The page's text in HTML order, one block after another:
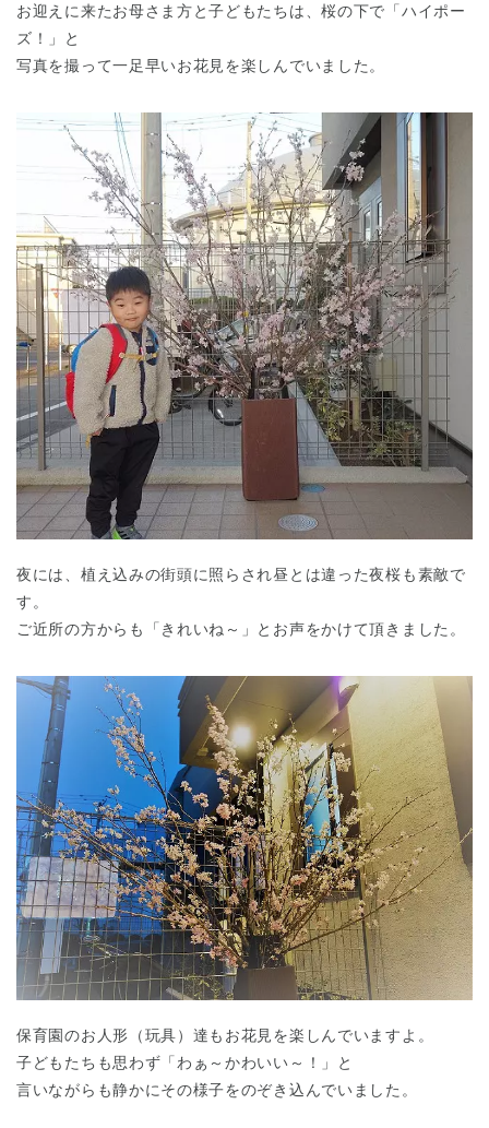
お迎えに来たお母さま方と子どもたちは、桜の下で「ハイポー
ズ！」と
写真を撮って一足早いお花見を楽しんでいました。
夜には、植え込みの街頭に照らされ昼とは違った夜桜も素敵で
す。
ご近所の方からも「きれいね～」とお声をかけて頂きました。
保育園のお人形（玩具）達もお花見を楽しんでいますよ。
子どもたちも思わず「わぁ～かわいい～！」と
言いながらも静かにその様子をのぞき込んでいました。